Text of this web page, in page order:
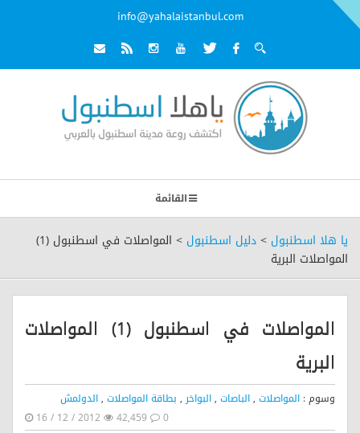
info@yahalaistanbul.com
القائمة
يا هلا اسطنبول >دليل اسطنبول >
المواصلات في اسطنبول (1)
المواصلات البرية
المواصلات في اسطنبول (1) المواصلات
البرية
وسوم : المواصلات ,الباصات ,البواخر , بطاقة المواصلات ,الدولمش
16 / 12 / 2012
42,459 0